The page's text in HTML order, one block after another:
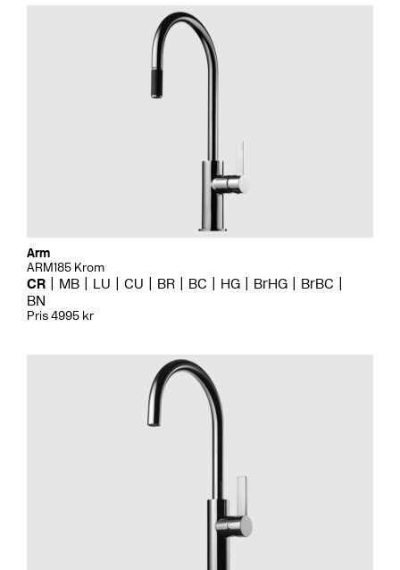
Arm
ARM185 Krom
CR MB LU CU BR BC HG BrHG
BrBC
BN
Pris 4995 kr